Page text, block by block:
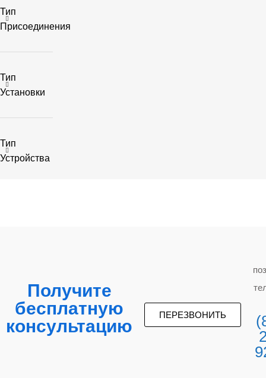
Тип
Присоединения
Тип
Установки
Тип
Устройства
Получите
бесплатную
консультацию
ПЕРЕЗВОНИТЬ